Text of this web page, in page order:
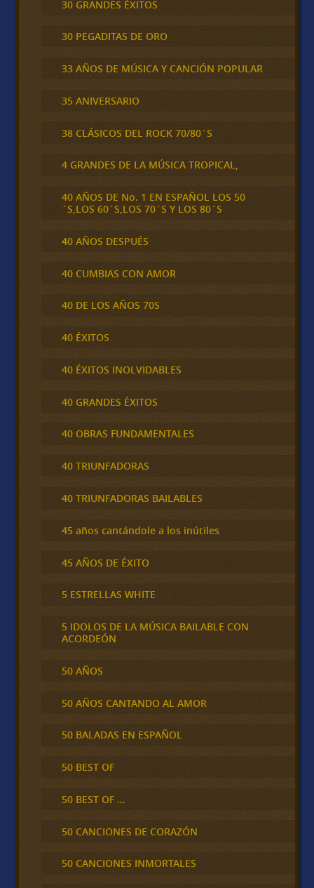
30 GRANDES ÉXITOS
30 PEGADITAS DE ORO
33 AÑOS DE MÚSICA Y CANCIÓN POPULAR
35 ANIVERSARIO
38 CLÁSICOS DEL ROCK 70/80´S
4 GRANDES DE LA MÚSICA TROPICAL,
40 AÑOS DE No. 1 EN ESPAÑOL LOS 50
´S,LOS 60´S,LOS 70´S Y LOS 80´S
40 AÑOS DESPUÉS
40 CUMBIAS CON AMOR
40 DE LOS AÑOS 70S
40 ÉXITOS
40 ÉXITOS INOLVIDABLES
40 GRANDES ÉXITOS
40 OBRAS FUNDAMENTALES
40 TRIUNFADORAS
40 TRIUNFADORAS BAILABLES
45 años cantándole a los inútiles
45 AÑOS DE ÉXITO
5 ESTRELLAS WHITE
5 IDOLOS DE LA MÚSICA BAILABLE CON
ACORDEÓN
50 AÑOS
50 AÑOS CANTANDO AL AMOR
50 BALADAS EN ESPAÑOL
50 BEST OF
50 BEST OF …
50 CANCIONES DE CORAZÓN
50 CANCIONES INMORTALES